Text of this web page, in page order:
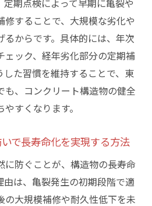
期点検によって早期に亀裂や
することで、大規模な劣化や
るからです。具体的には、年次
ェック、経年劣化部分の定期補
した習慣を維持することで、東
も、コンクリート構造物の健全
すくなります。
で長寿命化を実現する方法
に防ぐことが、構造物の長寿命
は、亀裂発生の初期段階で適
の大規模補修や耐久性低下を未